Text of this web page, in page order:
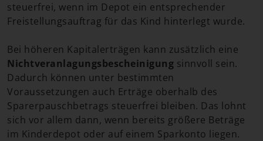
steuerfrei, wenn im Depot ein entsprechender
Freistellungsauftrag für das Kind hinterlegt wurde.
Bei höheren Kapitalerträgen kann zusätzlich eine
Nichtveranlagungsbescheinigung sinnvoll sein.
Dadurch können unter bestimmten
Voraussetzungen auch Erträge oberhalb des
Sparerpauschbetrags steuerfrei bleiben. Das lohnt
sich vor allem dann, wenn bereits größere Beträge
im Kinderdepot oder auf einem Sparkonto liegen.